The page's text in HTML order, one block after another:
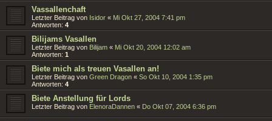
Vassallenchaft
Letzter Beitrag von Isidor « Mi Okt 27, 2004 7:41 pm
Antworten: 4
Bilijams Vasallen
Letzter Beitrag von Bilijam « Mi Okt 20, 2004 12:02 am
Antworten: 1
Biete mich als treuen Vasallen an!
Letzter Beitrag von Green Dragon « So Okt 10, 2004 1:35 pm
Antworten: 4
Biete Anstellung für Lords
Letzter Beitrag von ElenoraDannen « Do Okt 07, 2004 6:36 pm